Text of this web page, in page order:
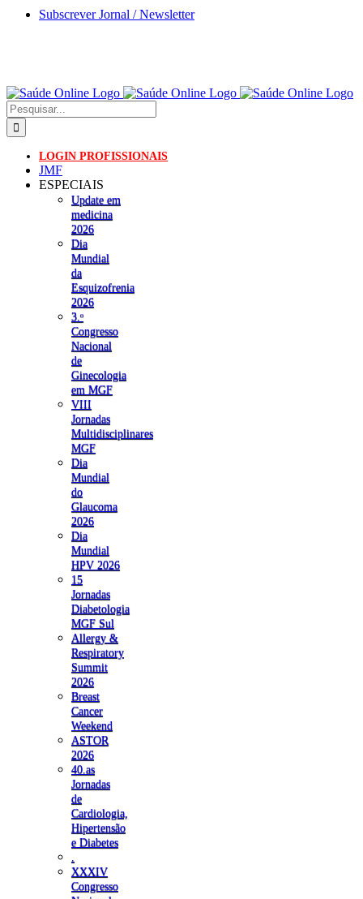
Skip
Subscrever Jornal / Newsletter
Pesquisar
LOGIN PROFISSIONAIS
JMF
ESPECIAIS
Update em
medicina
2026
Dia
Mundial
da
Esquizofrenia
2026
3.ᵒ
Congresso
Nacional
de
Ginecologia
em MGF
VIII
Jornadas
Multidisciplinares
MGF
Dia
Mundial
do
Glaucoma
2026
Dia
Mundial
HPV 2026
15
Jornadas
Diabetologia
MGF Sul
Allergy &
Respiratory
Summit
2026
Breast
Cancer
Weekend
ASTOR
2026
40.as
Jornadas
de
Cardiologia,
Hipertensão
e Diabetes
XXXIV
Congresso